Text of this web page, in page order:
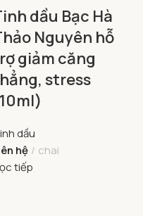
dầu Bạc Hà
Nguyên hỗ
giảm căng
stress
dầu
hệ
chai
tiếp